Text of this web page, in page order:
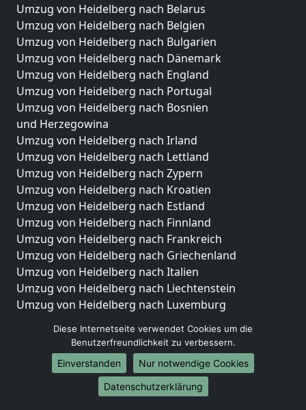
Umzug von Heidelberg nach Belarus
Umzug von Heidelberg nach Belgien
Umzug von Heidelberg nach Bulgarien
Umzug von Heidelberg nach Dänemark
Umzug von Heidelberg nach England
Umzug von Heidelberg nach Portugal
Umzug von Heidelberg nach Bosnien
und Herzegowina
Umzug von Heidelberg nach Irland
Umzug von Heidelberg nach Lettland
Umzug von Heidelberg nach Zypern
Umzug von Heidelberg nach Kroatien
Umzug von Heidelberg nach Estland
Umzug von Heidelberg nach Finnland
Umzug von Heidelberg nach Frankreich
Umzug von Heidelberg nach Griechenland
Umzug von Heidelberg nach Italien
Umzug von Heidelberg nach Liechtenstein
Umzug von Heidelberg nach Luxemburg
Umzug von Heidelberg nach Norwegen
Umzüge-Deutschlandweit
Umzug von Heidelberg nach Berlin
Diese Internetseite verwendet Cookies um die
Benutzerfreundlichkeit zu verbessern.
Einverstanden
Nur notwendige Cookies
Datenschutzerklärung